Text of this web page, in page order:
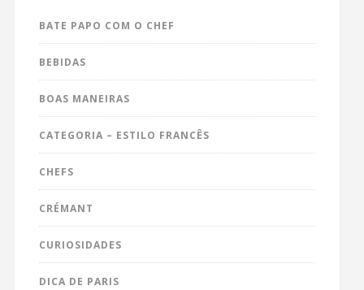
BATE PAPO COM O CHEF
BEBIDAS
BOAS MANEIRAS
CATEGORIA – ESTILO FRANCÊS
CHEFS
CRÉMANT
CURIOSIDADES
DICA DE PARIS